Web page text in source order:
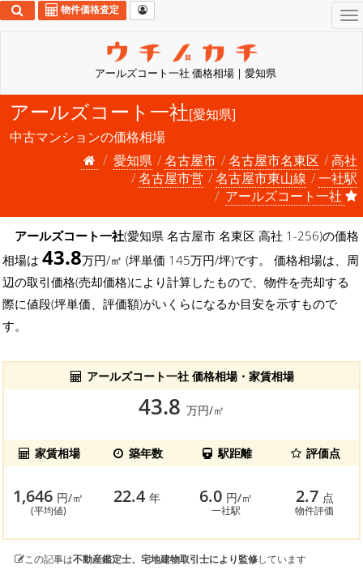
アールズコート一社 価格相場 | 愛知県
物件価格査定
アールズコート一社[愛知県]
中古マンションの価格相場
愛知県
名古屋市 名古屋市名東区
高社
名古屋市営
名古屋市東山線
一社駅
アールズコート一社
アールズコート一社(愛知県 名古屋市 名東区 高社 1-256)の価格
相場は 43.8万円/㎡ (坪単価 145万円/坪)です。 価格相場は、周
辺の取引価格(売却価格)により計算したもので、物件を売却する
際に値段(坪単価、評価額)がいくらになるか目安を示すもので
す。
アールズコート一社 価格相場・家賃相場
43.8 万円/㎡
家賃相場 築年数 駅距離 評価点
1,646 円/㎡
(平均値)
22.4年 6.0 円/㎡
一社駅
2.7 点
物件評価
この記事は不動産鑑定士、宅地建物取引士により監修しています